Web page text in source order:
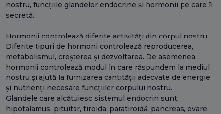
nostru, funcțiile glandelor endocrine și hormonii pe care îi
secretă.
Hormonii controlează diferite activități din corpul nostru.
Diferite tipuri de hormoni controlează reproducerea,
metabolismul, creșterea și dezvoltarea. De asemenea,
hormonii controlează modul în care răspundem la mediul
nostru și ajută la furnizarea cantității adecvate de energie
și nutrienți necesare funcțiilor corpului nostru.
Glandele care alcătuiesc sistemul endocrin sunt;
hipotalamus, pituitar, tiroida, paratiroidă, pancreas, ovare